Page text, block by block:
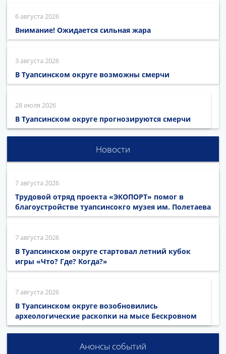
6 августа 2026
Внимание! Ожидается сильная жара
3 августа 2026
В Туапсинском округе возможны смерчи
28 июля 2026
В Туапсинском округе прогнозируются смерчи
Новости
7 августа 2026
Трудовой отряд проекта «ЭКОПОРТ» помог в
благоустройстве туапсинсокго музея им. Полетаева
7 августа 2026
В Туапсинском округе стартовал летний кубок
игры «Что? Где? Когда?»
7 августа 2026
В Туапсинском округе возобновились
археологические раскопки на мысе Бескровном
Анонсы событий